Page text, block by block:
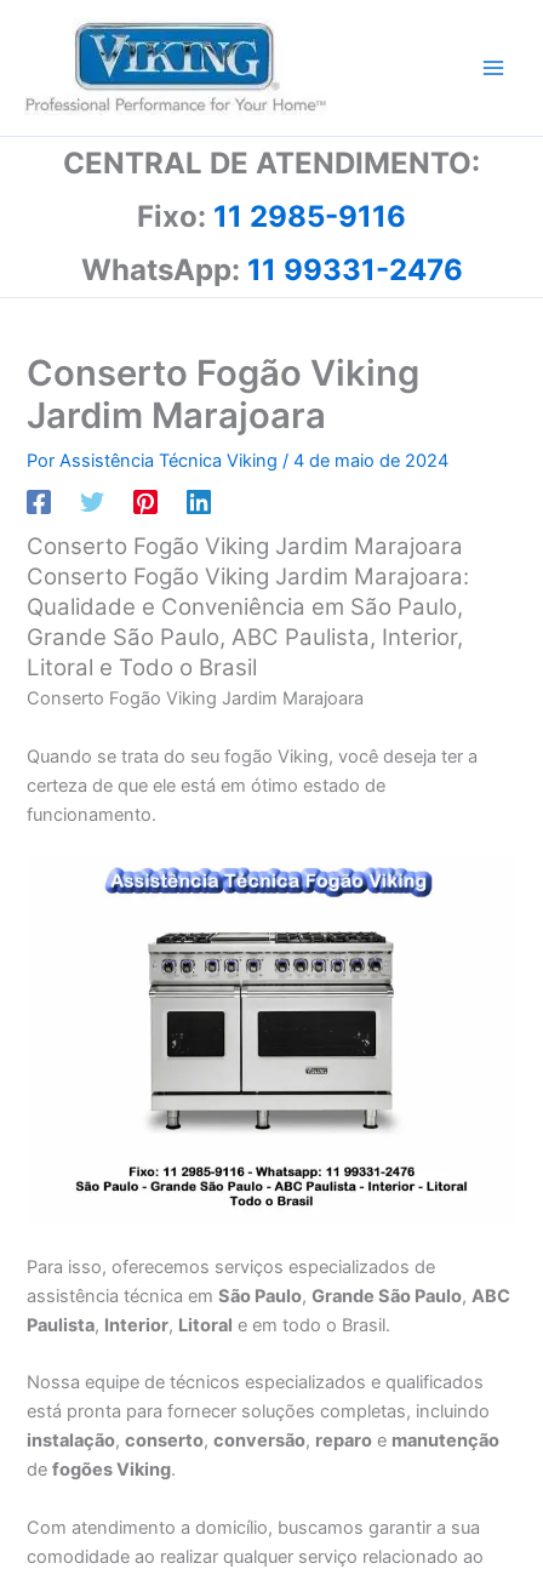
conteúdo
CENTRAL DE ATENDIMENTO:
Fixo: 11 2985-9116
WhatsApp: 11 99331-2476
Conserto Fogão Viking
Jardim Marajoara
PorAssistência Técnica Viking/4 de maio de 2024
Conserto Fogão Viking Jardim Marajoara
Conserto Fogão Viking Jardim Marajoara:
Qualidade e Conveniência em São Paulo,
Grande São Paulo, ABC Paulista, Interior,
Litoral e Todo o Brasil
Conserto Fogão Viking Jardim Marajoara
Quando se trata do seu fogão Viking, você deseja ter a
certeza de que ele está em ótimo estado de
funcionamento.
Para isso, oferecemos serviços especializados de
assistência técnica emSão Paulo,Grande São Paulo,ABC
Paulista, Interior, Litoral e em todo o Brasil.
Nossa equipe de técnicos especializados e qualificados
está pronta para fornecer soluções completas, incluindo
instalação,conserto,conversão, reparo e manutenção
defogões Viking.
Com atendimento a domicílio, buscamos garantir a sua
comodidade ao realizar qualquer serviço relacionado ao